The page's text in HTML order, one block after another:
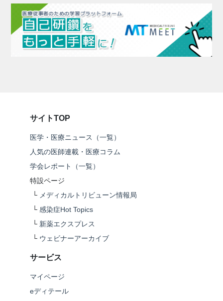
サイトTOP
医学・医療ニュース（一覧）
人気の医師連載・医療コラム
学会レポート（一覧）
特設ページ
└ メディカルトリビューン情報局
└ 感染症Hot Topics
└ 新薬エクスプレス
└ ウェビナーアーカイブ
サービス
マイページ
eディテール